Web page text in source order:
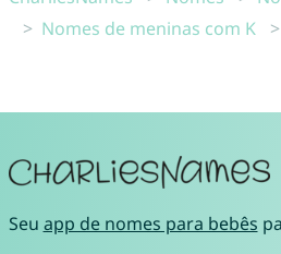
Nomes de meninas com K
Seu app de nomes para bebês